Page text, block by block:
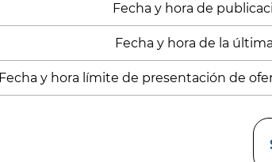
Fecha y hora de
Fecha y hora de la
y hora límite de presentación de